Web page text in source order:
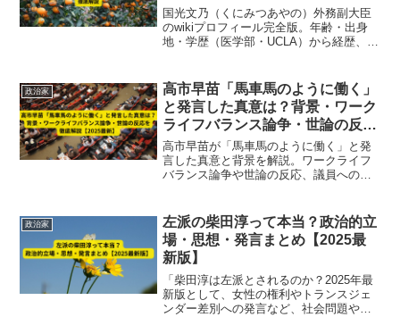
親・夫・子供まで徹底解説
国光文乃（くにみつあやの）外務副大臣
のwikiプロフィール完全版。年齢・出身
地・学歴（医学部・UCLA）から経歴、両
政治家
高市早苗「馬車馬のように働く」
と発言した真意は？背景・ワーク
ライフバランス論争・世論の反応
を徹底解説【2025最新】
高市早苗が「馬車馬のように働く」と発
言した真意と背景を解説。ワークライフ
バランス論争や世論の反応、議員への決
政治家
左派の柴田淳って本当？政治的立
場・思想・発言まとめ【2025最
新版】
「柴田淳は左派とされるのか？2025年最
新版として、女性の権利やトランスジェ
ンダー差別への発言など、社会問題や政